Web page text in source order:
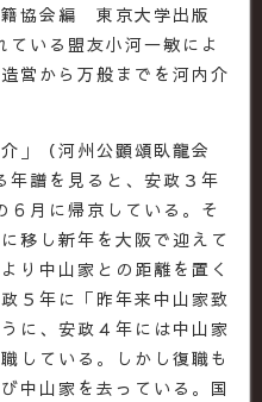
協会編 東京大学出版
いる盟友小河一敏によ
営から万般までを河内介
」（河州公顕頌臥龍会
譜を見ると、安政３年
６月に帰京している。そ
移し新年を大阪で迎えて
り中山家との距離を置く
５年に「昨年来中山家致
に、安政４年には中山家
している。しかし復職も
中山家を去っている。国